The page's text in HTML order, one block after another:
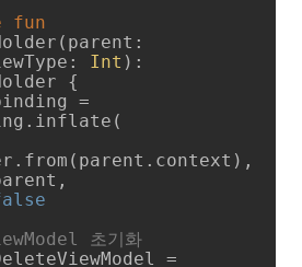
fun
Int ) :
{
=
초기화